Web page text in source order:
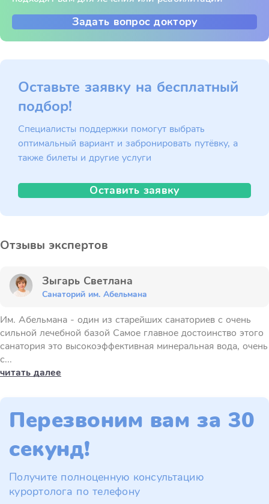
Задать вопрос доктору
Оставьте заявку на бесплатный
подбор!
Специалисты поддержки помогут выбрать
оптимальный вариант и забронировать путёвку, а
также билеты и другие услуги
Оставить заявку
Отзывы экспертов
Зыгарь Светлана
Санаторий им. Абельмана
Им. Абельмана - один из старейших санаториев с очень
сильной лечебной базой Самое главное достоинство этого
санатория это высокоэффективная минеральная вода, очень
с...
читать далее
Перезвоним вам за 30
секунд!
Получите полноценную консультацию
курортолога по телефону